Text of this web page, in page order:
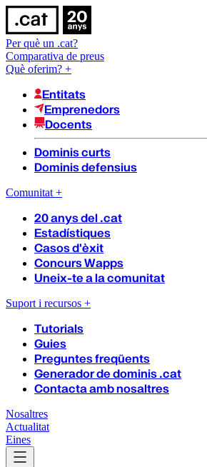
Per què un .cat?
Comparativa de preus
Què oferim? +
Entitats
Emprenedors
Docents
Dominis curts
Dominis defensius
Comunitat +
20 anys del .cat
Estadístiques
Casos d'èxit
Concurs Wapps
Uneix-te a la comunitat
Suport i recursos +
Tutorials
Guies
Preguntes freqüents
Generador de dominis .cat
Contacta amb nosaltres
Nosaltres
Actualitat
Eines